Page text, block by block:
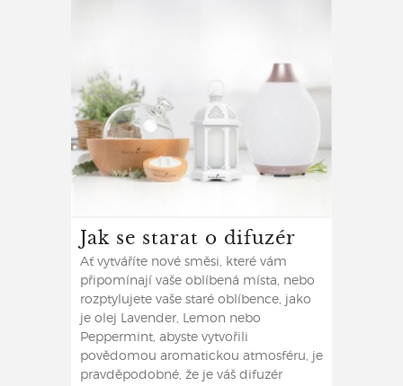
Jak se starat o difuzér
Ať vytváříte nové směsi, které vám
připomínají vaše oblíbená místa, nebo
rozptylujete vaše staré oblíbence, jako
je olej Lavender, Lemon nebo
Peppermint, abyste vytvořili
povědomou aromatickou atmosféru, je
pravděpodobné, že je váš difuzér